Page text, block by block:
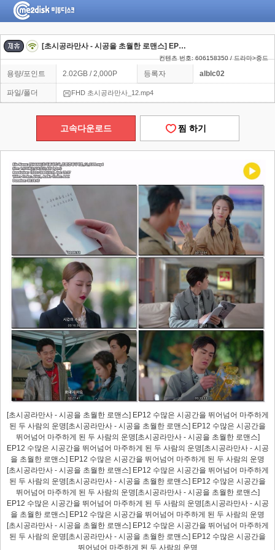
[초시공라만사 - 시공을 초월한 로맨스] EP12 수많은 시공간을 뛰어넘어 마주하게 된 두 사람의 운명
컨텐츠 번호: 606158350 / 드라마>중드
용량/포인트 2.02GB / 2,000P 등록자 alblc02
파일/폴더 FHD 초시공라만사_12.mp4
고속다운로드 찜 하기
[초시공라만사 - 시공을 초월한 로맨스] EP12 수많은 시공간을 뛰어넘어 마주하게
된 두 사람의 운명[초시공라만사 - 시공을 초월한 로맨스] EP12 수많은 시공간을
뛰어넘어 마주하게 된 두 사람의 운명[초시공라만사 - 시공을 초월한 로맨스]
EP12 수많은 시공간을 뛰어넘어 마주하게 된 두 사람의 운명[초시공라만사 - 시공
을 초월한 로맨스] EP12 수많은 시공간을 뛰어넘어 마주하게 된 두 사람의 운명
[초시공라만사 - 시공을 초월한 로맨스] EP12 수많은 시공간을 뛰어넘어 마주하게
된 두 사람의 운명[초시공라만사 - 시공을 초월한 로맨스] EP12 수많은 시공간을
뛰어넘어 마주하게 된 두 사람의 운명[초시공라만사 - 시공을 초월한 로맨스]
EP12 수많은 시공간을 뛰어넘어 마주하게 된 두 사람의 운명[초시공라만사 - 시공
을 초월한 로맨스] EP12 수많은 시공간을 뛰어넘어 마주하게 된 두 사람의 운명
[초시공라만사 - 시공을 초월한 로맨스] EP12 수많은 시공간을 뛰어넘어 마주하게
된 두 사람의 운명[초시공라만사 - 시공을 초월한 로맨스] EP12 수많은 시공간을
뛰어넘어 마주하게 된 두 사람의 운명